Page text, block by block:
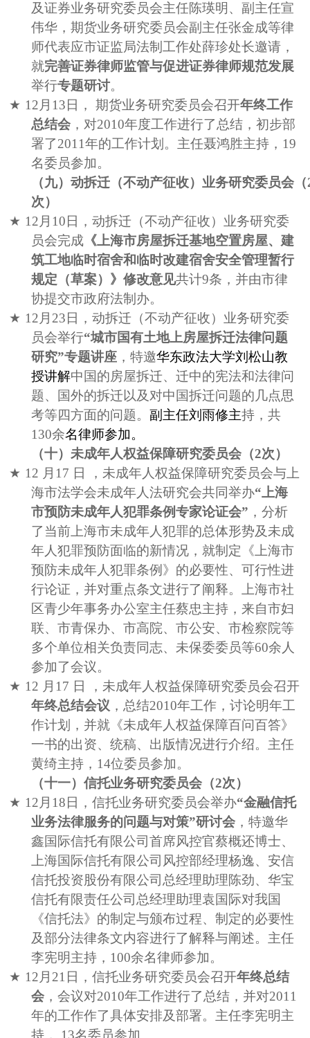
及证券业务研究委员会主任陈瑛明、副主任宣
伟华，期货业务研究委员会副主任张金成等律
师代表应市证监局法制工作处薛珍处长邀请，
就完善证券律师监管与促进证券律师规范发展
举行专题研讨。
★ 12 月 13 日， 期货业务研究委员会召开年终工作
总结会 ，对2010年度工作进行了总结，初步部
署了2011年的工作计划。主任聂鸿胜主持， 19
名委员参加。
（九）动拆迁（不动产征收）业务研究委员会（
次）
★ 12 月 10 日，动拆迁（不动产征收）业务研究委
员会完成 《上海市房屋拆迁基地空置房屋、建
筑工地临时宿舍和临时改建宿舍安全管理暂行
规定（草案）》修改意见共计9条，并由市律
协提交市政府法制办。
★ 12 月 23 日，动拆迁（不动产征收）业务研究委
员会举行“城市国有土地上房屋拆迁法律问题
研究”专题讲座 ，特邀华东政法大学刘松山教
授讲解中国的房屋拆迁、迁中的宪法和法律问
题、国外的拆迁以及对中国拆迁问题的几点思
考等四方面的问题。副主任刘雨修主持，共
130余名律师参加。
（十）未成年人权益保障研究委员会（2次）
★ 12 月 17 日
，未成年人权益保障研究委员会与上
海市法学会未成年人法研究会共同举办“上海
市预防未成年人犯罪条例专家论证会” ，分析
了当前上海市未成年人犯罪的总体形势及未成
年人犯罪预防面临的新情况，就制定《上海市
预防未成年人犯罪条例》的必要性、可行性进
行论证，并对重点条文进行了阐释。上海市社
区青少年事务办公室主任蔡忠主持，来自市妇
联、市青保办、市高院、市公安、市检察院等
多个单位相关负责同志、未保委委员等60余人
参加了会议。
★ 12 月 17 日
，未成年人权益保障研究委员会召开
年终总结会议 ，总结2010年工作，讨论明年工
作计划，并就《未成年人权益保障百问百答》
一书的出资、统稿、出版情况进行介绍。主任
黄绮主持， 14位委员参加。
（十一）信托业务研究委员会（2次）
★ 12 月 18 日，信托业务研究委员会举办“金融信托
业务法律服务的问题与对策”研讨会 ，特邀华
鑫国际信托有限公司首席风控官蔡概还博士、
上海国际信托有限公司风控部经理杨逸、安信
信托投资股份有限公司总经理助理陈劲、华宝
信托有限责任公司总经理助理袁国际对我国
《信托法》的制定与颁布过程、制定的必要性
及部分法律条文内容进行了解释与阐述。主任
李宪明主持， 100余名律师参加。
★ 12 月 21 日，信托业务研究委员会召开年终总结
会 ，会议对2010年工作进行了总结，并对2011
年的工作作了具体安排及部署。主任李宪明主
持，
13名委员参加。